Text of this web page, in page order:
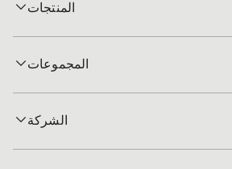
المنتجات
المجموعات
الشركة